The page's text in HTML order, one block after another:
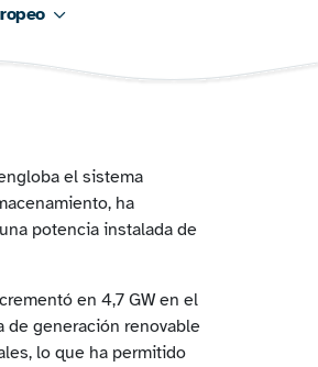
el sistema
ha
potencia instalada de
en 4,7 GW en el
de generación renovable
lo que ha permitido